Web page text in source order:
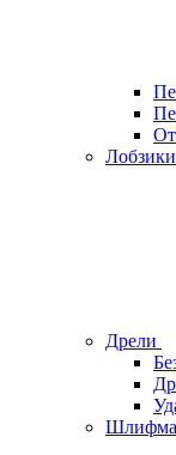
Лобзики
Дрели